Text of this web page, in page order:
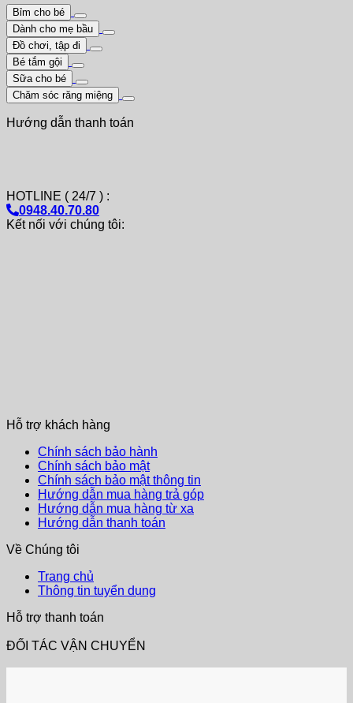
Bỉm cho bé
Dành cho mẹ bầu
Đồ chơi, tập đi
Bé tắm gội
Sữa cho bé
Chăm sóc răng miệng
Hướng dẫn thanh toán
HOTLINE ( 24/7 ) :
0948.40.70.80
Kết nối với chúng tôi:
Hỗ trợ khách hàng
Chính sách bảo hành
Chính sách bảo mật
Chính sách bảo mật thông tin
Hướng dẫn mua hàng trả góp
Hướng dẫn mua hàng từ xa
Hướng dẫn thanh toán
Về Chúng tôi
Trang chủ
Thông tin tuyển dụng
Hỗ trợ thanh toán
ĐỐI TÁC VẬN CHUYỂN